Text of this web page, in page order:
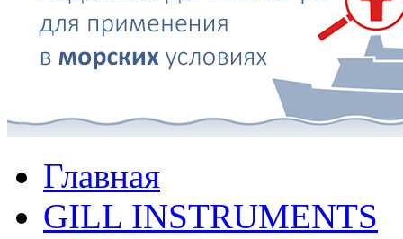
Главная
GILL INSTRUMENTS